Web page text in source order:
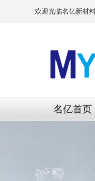
欢迎光临名亿新材
名亿首页